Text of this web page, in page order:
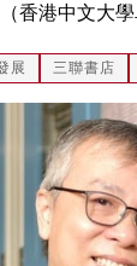
香港中文大
展 三聯書店